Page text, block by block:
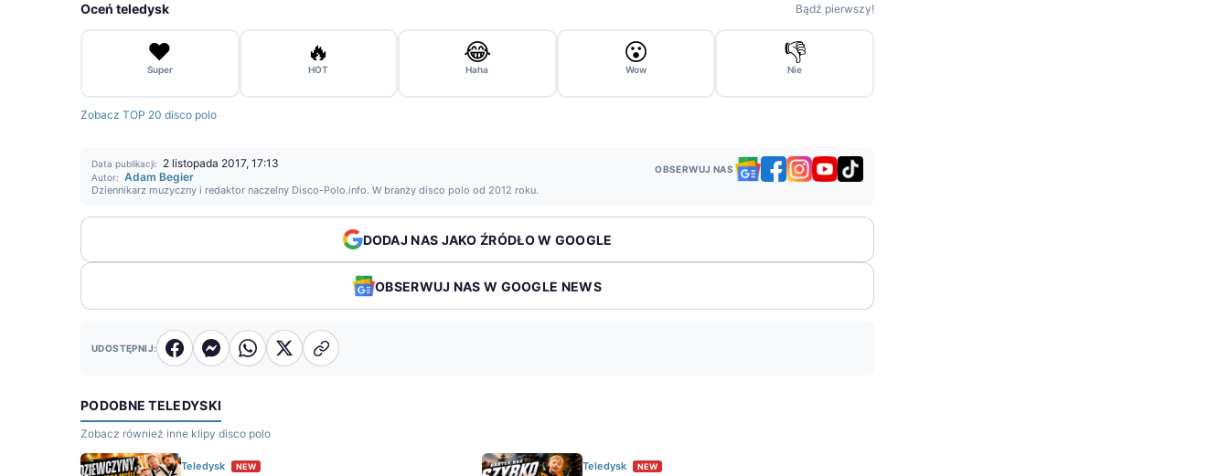
Oceń teledysk Bądź pierwszy!
❤️
Super
🔥
HOT
😂
Haha
😮
Wow
👎
Nie
Zobacz TOP 20 disco polo
Data publikacji: 2 listopada 2017, 17:13
Autor: Adam Begier
Dziennikarz muzyczny i redaktor naczelny Disco-Polo.info. W branży disco polo od 2012 roku.
OBSERWUJ NAS
DODAJ NAS JAKO ŹRÓDŁO W GOOGLE
OBSERWUJ NAS W GOOGLE NEWS
UDOSTĘPNIJ:
PODOBNE TELEDYSKI
Zobacz również inne klipy disco polo
Teledysk NEW Teledysk NEW